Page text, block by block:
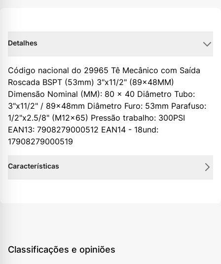
Detalhes
Código nacional do 29965 Tê Mecânico com Saída
Roscada BSPT (53mm) 3"x11/2" (89×48MM)
Dimensão Nominal (MM): 80 x 40 Diâmetro Tubo:
3"x11/2" / 89×48mm Diâmetro Furo: 53mm Parafuso:
1/2"x2.5/8" (M12x65) Pressão trabalho: 300PSI
EAN13: 7908279000512 EAN14 - 18und:
17908279000519
Características
Classificações e opiniões